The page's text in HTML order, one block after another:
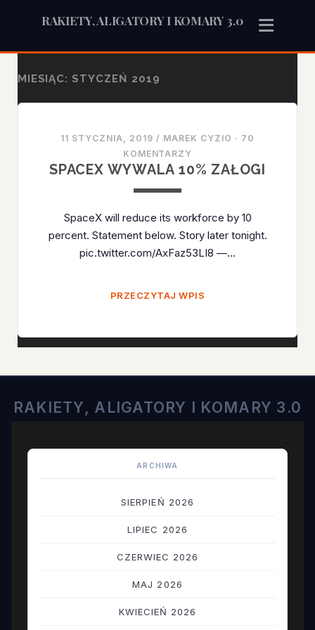
RAKIETY, ALIGATORY I KOMARY 3.0
MIESIĄC: STYCZEŃ 2019
11 STYCZNIA, 2019 / MAREK CYZIO · 70
KOMENTARZY
SPACEX WYWALA 10% ZAŁOGI
SpaceX will reduce its workforce by 10
percent. Statement below. Story later tonight.
pic.twitter.com/AxFaz53LI8 —…
PRZECZYTAJ WPIS
ZAŁOGI
RAKIETY, ALIGATORY I KOMARY 3.0
ARCHIWA
SIERPIEŃ 2026
LIPIEC 2026
CZERWIEC 2026
MAJ 2026
KWIECIEŃ 2026